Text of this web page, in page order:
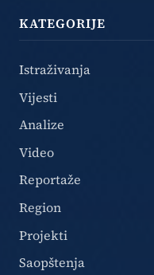
KATEGORIJE
Istraživanja
Vijesti
Analize
Video
Reportaže
Region
Projekti
Saopštenja